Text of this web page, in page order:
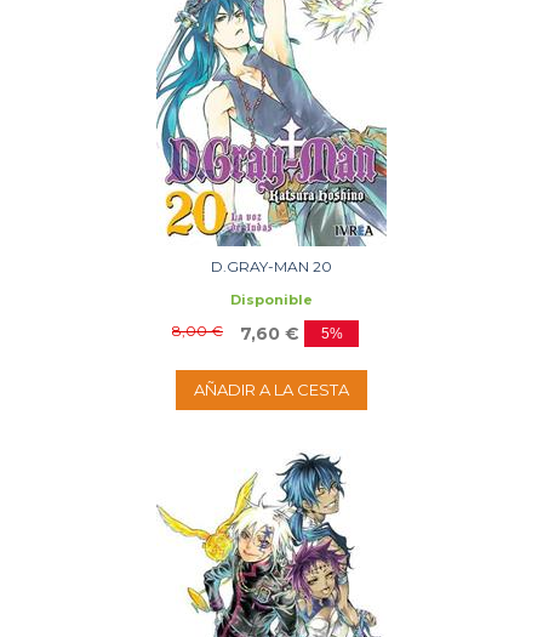
D.GRAY-MAN 20
Disponible
8,00 € 7,60 € 5%
AÑADIR A LA CESTA